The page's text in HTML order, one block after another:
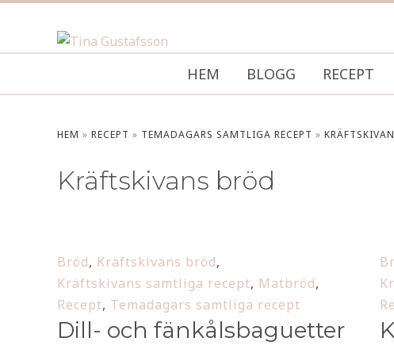
HEM BLOGG RECEPT
HEM » RECEPT » TEMADAGARS SAMTLIGA RECEPT »
Kräftskivans bröd
Bröd, Kräftskivans bröd,
Kräftskivans samtliga recept, Matbröd,
Recept, Temadagars samtliga recept
Dill- och fänkålsbaguetter